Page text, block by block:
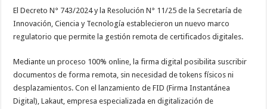
El Decreto N° 743/2024 y la Resolución N° 11/25 de la Secretaría de
Innovación, Ciencia y Tecnología establecieron un nuevo marco
regulatorio que permite la gestión remota de certificados digitales.
Mediante un proceso 100% online, la firma digital posibilita suscribir
documentos de forma remota, sin necesidad de tokens físicos ni
desplazamientos. Con el lanzamiento de FID (Firma Instantánea
Digital), Lakaut, empresa especializada en digitalización de